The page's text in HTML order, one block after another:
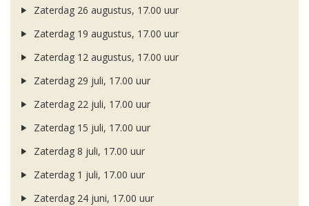
Zaterdag 26 augustus, 17.00 uur
Zaterdag 19 augustus, 17.00 uur
Zaterdag 12 augustus, 17.00 uur
Zaterdag 29 juli, 17.00 uur
Zaterdag 22 juli, 17.00 uur
Zaterdag 15 juli, 17.00 uur
Zaterdag 8 juli, 17.00 uur
Zaterdag 1 juli, 17.00 uur
Zaterdag 24 juni, 17.00 uur